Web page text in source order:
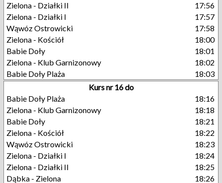
Zielona - Działki II
17:56
Zielona - Działki I
17:57
Wąwóz Ostrowicki
17:58
Zielona - Kościół
18:00
Babie Doły
18:01
Zielona - Klub Garnizonowy
18:02
Babie Doły Plaża
18:03
Kurs nr 16 do
Babie Doły Plaża
18:16
Zielona - Klub Garnizonowy
18:18
Babie Doły
18:21
Zielona - Kościół
18:22
Wąwóz Ostrowicki
18:23
Zielona - Działki I
18:24
Zielona - Działki II
18:25
Dąbka - Zielona
18:26